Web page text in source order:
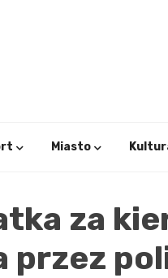
Miasto
za
przez